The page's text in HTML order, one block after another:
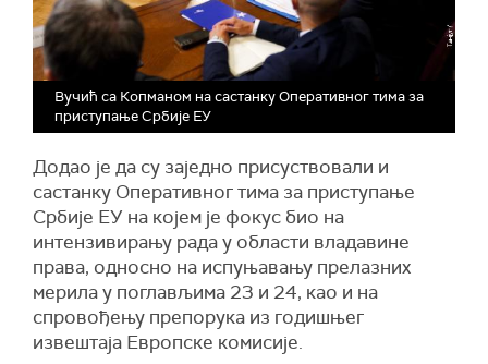
Вучић са Копманом на састанку Оперативног тима за
приступање Србије ЕУ
Додао је да су заједно присуствовали и
састанку Оперативног тима за приступање
Србије ЕУ на којем је фокус био на
интензивирању рада у области владавине
права, односно на испуњавању прелазних
мерила у поглављима 23 и 24, као и на
спровођењу препорука из годишњег
извештаја Европске комисије.